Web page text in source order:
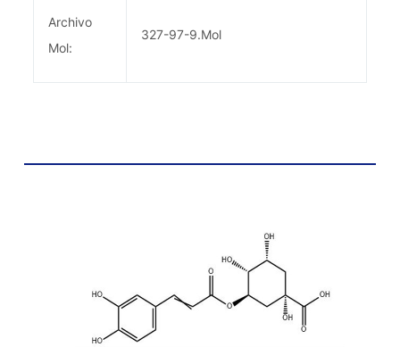
Archivo
Mol:
327-97-9.Mol